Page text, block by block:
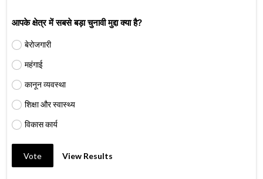
आपके क्षेत्र में सबसे बड़ा चुनावी मुद्दा क्या है?
बेरोजगारी
महंगाई
कानून व्यवस्था
शिक्षा और स्वास्थ्य
विकास कार्य
Vote View Results